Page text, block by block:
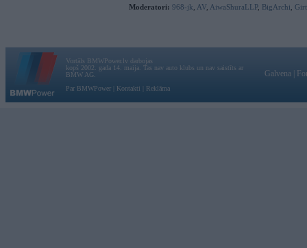
Moderatori: 968-jk AV AiwaShuraLLP, BigArchi
Vortāls BMWPower.lv darbojas
kopš 2002. gada 14. maija. Tas nav auto klubs un nav saistīts ar
BMW AG.
Par BMWPower
Kontakti Reklāma
Galvena